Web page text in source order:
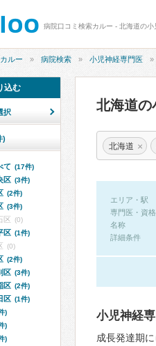
病院口コミ検索カルー - 北海道の
ルー 病院検索 小児神経専門医
北海道の
北海道 ×
エリア・駅
専門医・資格
名称
詳細条件
小児神経
成長発達期
込む
択
)
て (17件)
区 (3件)
(2件)
(3件)
区 (0)
区 (1件)
(0)
(2件)
区 (3件)
区 (2件)
区 (1件)
)
)
)